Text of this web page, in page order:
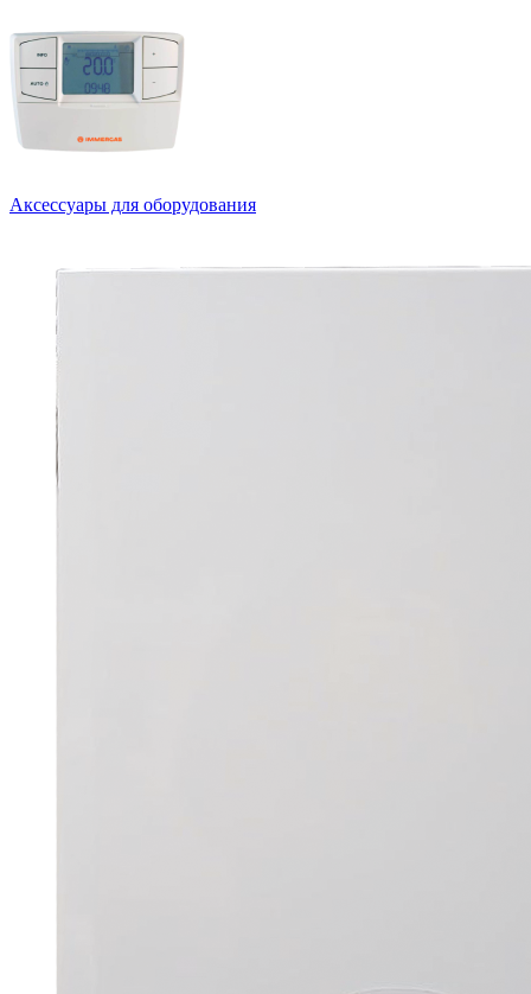
Аксессуары для оборудования